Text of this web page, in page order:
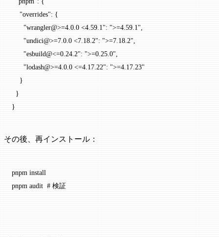
    "overrides"
: {
      "wrangler@>=4.0.0 <4.59.1"
: ">=4.59.1"
      "undici@>=7.0.0 <7.18.2"
: ">=7.18.2"
      "esbuild@<=0.24.2"
: ">=0.25.0"
      "lodash@>=4.0.0 <=4.17.22"
: ">=4.17.23"
    }
  }
}
その後、再インストール：
pnpm install
pnpm audit
  # 検証